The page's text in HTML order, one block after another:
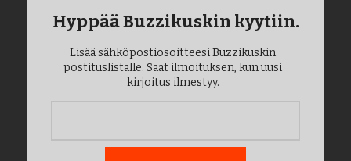
Hyppää Buzzikuskin kyytiin.
Lisää sähköpostiosoitteesi Buzzikuskin
postituslistalle. Saat ilmoituksen, kun uusi
kirjoitus ilmestyy.